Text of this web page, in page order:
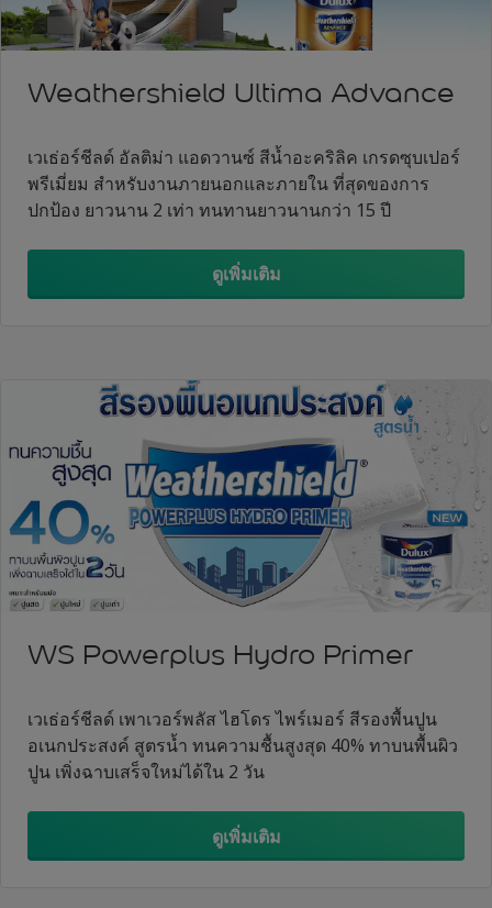
Weathershield Ultima Advance
เวเธ่อร์ชีลด์ อัลติม่า แอดวานซ์ สีน้ำอะคริลิค เกรดซุบเปอร์
พรีเมี่ยม สำหรับงานภายนอกและภายใน ที่สุดของการ
ปกป้อง ยาวนาน 2 เท่า ทนทานยาวนานกว่า 15 ปี
ดูเพิ่มเติม
WS Powerplus Hydro Primer
เวเธ่อร์ชีลด์ เพาเวอร์พลัส ไฮโดร ไพร์เมอร์ สีรองพื้นปูน
อเนกประสงค์ สูตรน้ำ ทนความชื้นสูงสุด 40% ทาบนพื้นผิว
ปูน เพิ่งฉาบเสร็จใหม่ได้ใน 2 วัน
ดูเพิ่มเติม